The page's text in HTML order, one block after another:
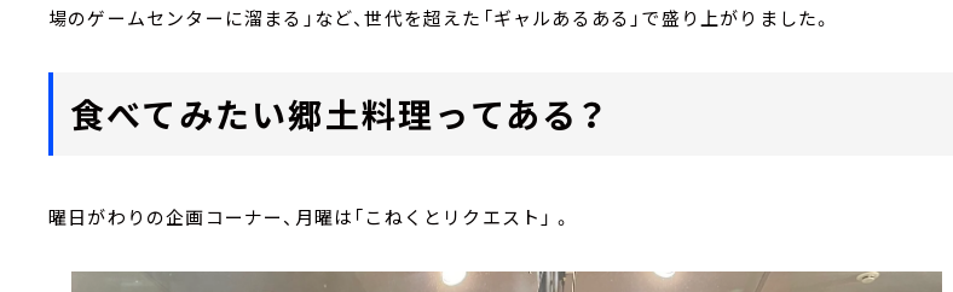
場のゲームセンターに溜まる」など、世代を超えた「ギャルあるある」で盛り上がりました。
食べてみたい郷土料理ってある？
曜日がわりの企画コーナー、月曜は「こねくとリクエスト」 。